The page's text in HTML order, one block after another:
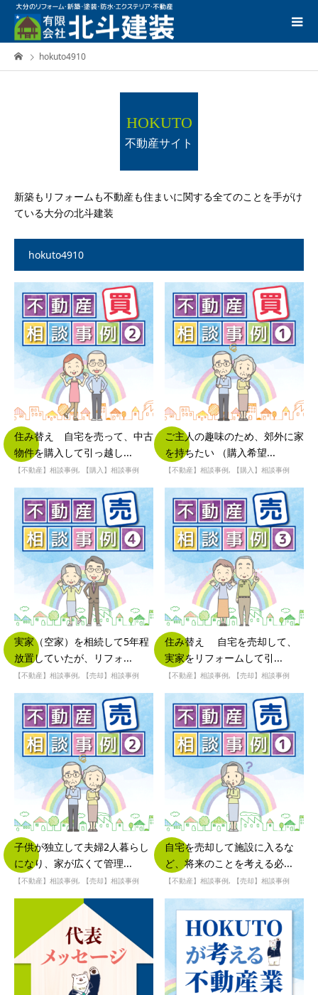
hokuto4910
HOKUTO
不動産サイト
新築もリフォームも不動産も住まいに関する全てのことを手がけ
ている大分の北斗建装
hokuto4910
住み替え 自宅を売って、中古
物件を購入して引っ越し...
【不動産】相談事例, 【購入】相談事例
ご主人の趣味のため、郊外に家
を持ちたい （購入希望...
【不動産】相談事例, 【購入】相談事例
実家（空家）を相続して5年程
放置していたが、リフォ...
【不動産】相談事例, 【売却】相談事例
住み替え 自宅を売却して、
実家をリフォームして引...
【不動産】相談事例, 【売却】相談事例
子供が独立して夫婦2人暮らし
になり、家が広くて管理...
【不動産】相談事例, 【売却】相談事例
自宅を売却して施設に入るな
ど、将来のことを考える必...
【不動産】相談事例, 【売却】相談事例